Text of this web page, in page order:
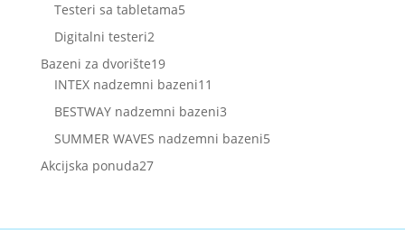
Testeri sa tabletama55
Digitalni testeri22
proizvoda
Bazeni za dvorište1919
proizvoda
INTEX nadzemni bazeni11
proizvoda
BESTWAY nadzemni bazeni33
proizvoda
SUMMER WAVES nadzemni bazeni55
Akcijska ponuda2727